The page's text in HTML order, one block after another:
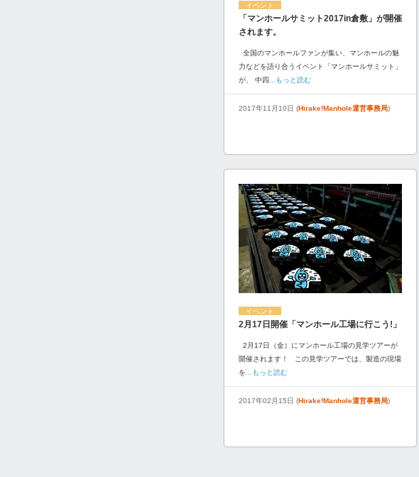
イベント
「マンホールサミット2017in倉敷」が開催
されます。
全国のマンホールファンが集い、マンホールの魅
力などを語り合うイベント「マンホールサミット」
が、 中四 ...もっと読む
2017年11月10日 (Hirake!Manhole運営事務局)
イベント
2月17日開催「マンホール工場に行こう!」
2月17日（金）にマンホール工場の見学ツアーが
開催されます！ この見学ツアーでは、製造の現場
を ...もっと読む
2017年02月15日 (Hirake!Manhole運営事務局)